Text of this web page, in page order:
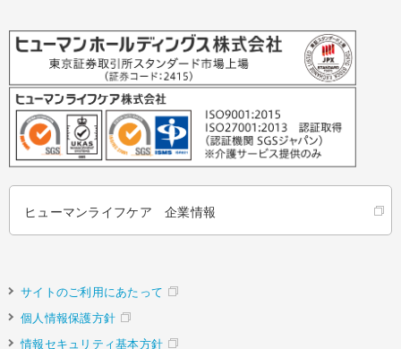
ヒューマンライフケア 企業情報
サイトのご利用にあたって
個人情報保護方針
情報セキュリティ基本方針